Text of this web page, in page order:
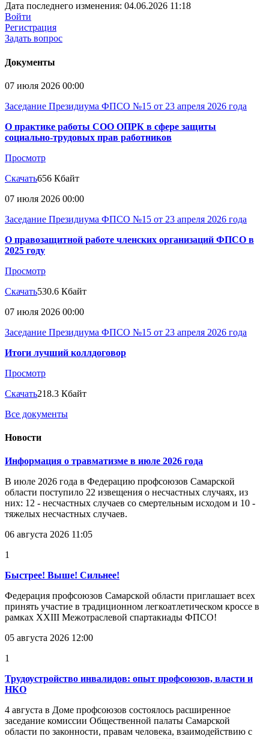
Дата последнего изменения: 04.06.2026 11:18
Войти
Регистрация
Задать вопрос
Документы
07 июля 2026 00:00
Заседание Президиума ФПСО №15 от 23 апреля 2026 года
О практике работы СОО ОПРК в сфере защиты
социально-трудовых прав работников
Просмотр
Скачать656 Кбайт
07 июля 2026 00:00
Заседание Президиума ФПСО №15 от 23 апреля 2026 года
О правозащитной работе членских организаций ФПСО в
2025 году
Просмотр
Скачать530.6 Кбайт
07 июля 2026 00:00
Заседание Президиума ФПСО №15 от 23 апреля 2026 года
Итоги лучший коллдоговор
Просмотр
Скачать218.3 Кбайт
Все документы
Новости
Информация о травматизме в июле 2026 года
В июле 2026 года в Федерацию профсоюзов Самарской
области поступило 22 извещения о несчастных случаях, из
них: 12 - несчастных случаев со смертельным исходом и 10 -
тяжелых несчастных случаев.
06 августа 2026 11:05
1
Быстрее! Выше! Сильнее!
Федерация профсоюзов Самарской области приглашает всех
принять участие в традиционном легкоатлетическом кроссе в
рамках XXIII Межотраслевой спартакиады ФПСО!
05 августа 2026 12:00
1
Трудоустройство инвалидов: опыт профсоюзов, власти и
НКО
4 августа в Доме профсоюзов состоялось расширенное
заседание комиссии Общественной палаты Самарской
области по законности, правам человека, взаимодействию с